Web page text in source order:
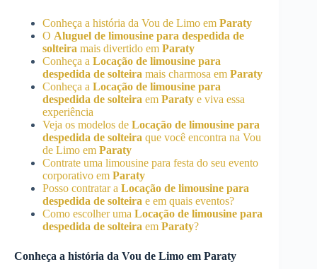
Conheça a história da Vou de Limo em Paraty
O Aluguel de limousine para despedida de
solteira mais divertido em Paraty
Conheça a Locação de limousine para
despedida de solteira mais charmosa em Paraty
Conheça a Locação de limousine para
despedida de solteira em Paraty e viva essa
experiência
Veja os modelos de Locação de limousine para
despedida de solteira que você encontra na Vou
de Limo em Paraty
Contrate uma limousine para festa do seu evento
corporativo em Paraty
Posso contratar a Locação de limousine para
despedida de solteira e em quais eventos?
Como escolher uma Locação de limousine para
despedida de solteira em Paraty?
Conheça a história da Vou de Limo em Paraty